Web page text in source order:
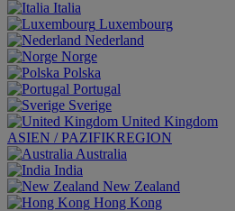
Italia
Luxembourg
Nederland
Norge
Polska
Portugal
Sverige
United Kingdom
ASIEN / PAZIFIKREGION
Australia
India
New Zealand
Hong Kong